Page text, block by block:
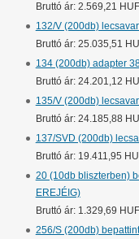
Bruttó ár: 2.569,21 HUF
132/V (200db)
Bruttó ár: 25.035,51
134 (200db) adapter
Bruttó ár: 24.201,12
135/V (200db)
Bruttó ár: 24.185,88
137/SVD (200db)
Bruttó ár: 19.411,95
20 (10db bliszterben)
EREJÉIG)
Bruttó ár: 1.329,69 HUF
256/S (200db)